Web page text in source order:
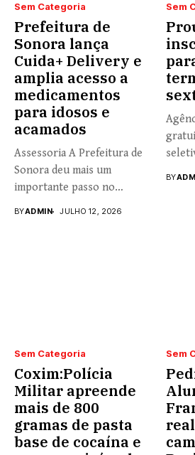
Sem Categoria
Prefeitura de
Sonora lança
Cuida+ Delivery e
amplia acesso a
medicamentos
para idosos e
acamados
Assessoria A Prefeitura de
Sonora deu mais um
importante passo no
BYADMIN JULHO 12, 2026
Sem
BY
Sem Categoria
Coxim:Polícia
Militar apreende
mais de 800
gramas de pasta
base de cocaína e
Sem